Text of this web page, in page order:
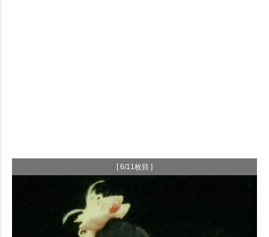
[ 6/11枚目 ]